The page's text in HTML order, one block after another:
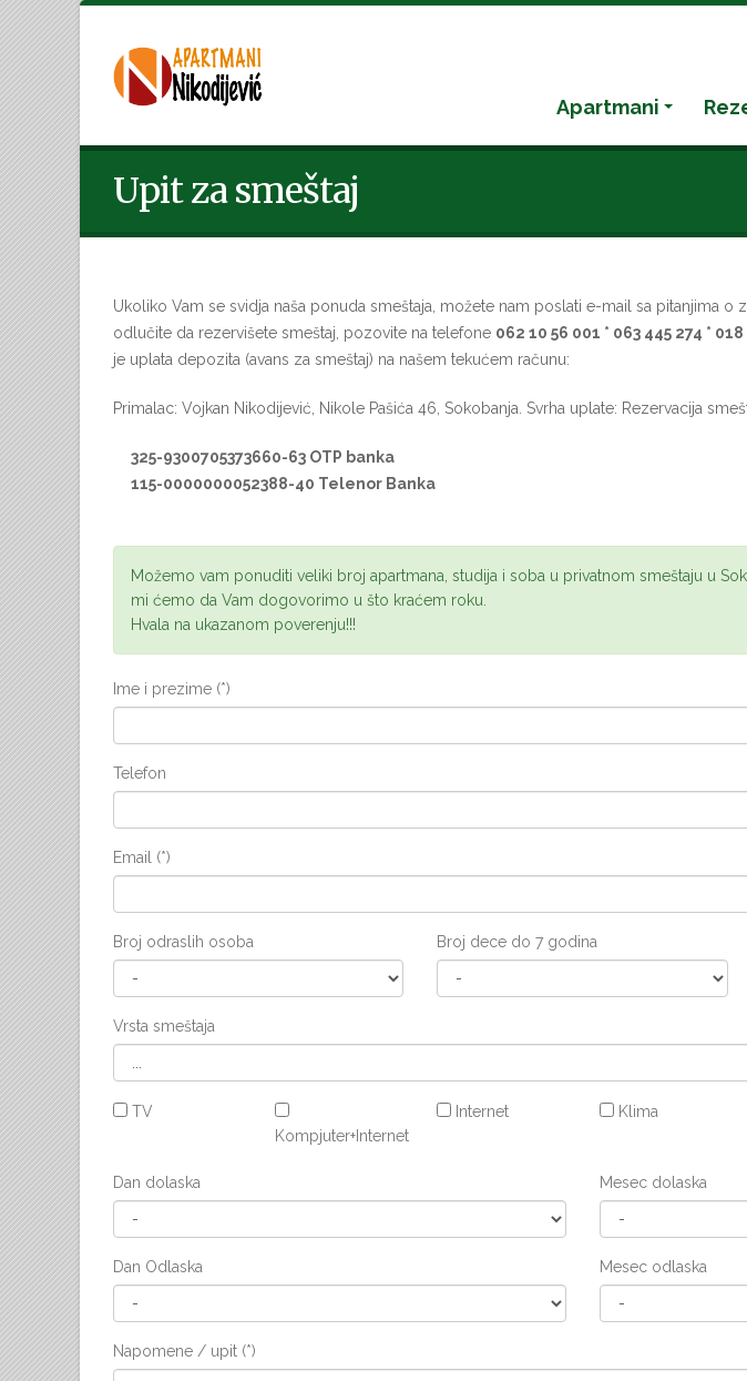
Apartmani
Upit za smeštaj
Ukoliko Vam se svidja naša ponuda smeštaja, možete nam poslati e-mail sa pitanjima o
odlučite da rezervišete smeštaj, pozovite na telefone 062 10 56 001 * 063 445 274 * 018
je uplata depozita (avans za smeštaj) na našem tekućem računu:
Primalac: Vojkan Nikodijević, Nikole Pašića 46, Sokobanja. Svrha uplate: Rezervacija
325-9300705373660-63 OTP banka
115-0000000052388-40 Telenor Banka
Možemo vam ponuditi veliki broj apartmana, studija i soba u privatnom smeštaju u
mi ćemo da Vam dogovorimo u što kraćem roku.
Hvala na ukazanom poverenju!!!
Ime i prezime (*)
Telefon
Email (*)
Broj odraslih osoba Broj dece do 7 godina
Vrsta smeštaja
TV
Kompjuter+Internet
Internet Klima
Dan dolaska Mesec dolaska
Dan Odlaska Mesec odlaska
Napomene / upit (*)